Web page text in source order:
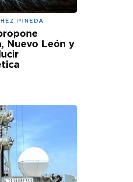
PINEDA
Nuevo León y